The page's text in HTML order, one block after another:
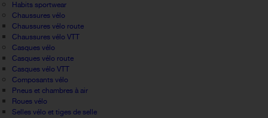
Habits sportwear
Chaussures vélo
Chaussures vélo route
Chaussures vélo VTT
Casques vélo
Casques vélo route
Casques vélo VTT
Composants vélo
Pneus et chambres à air
Roues vélo
Selles vélo et tiges de selle